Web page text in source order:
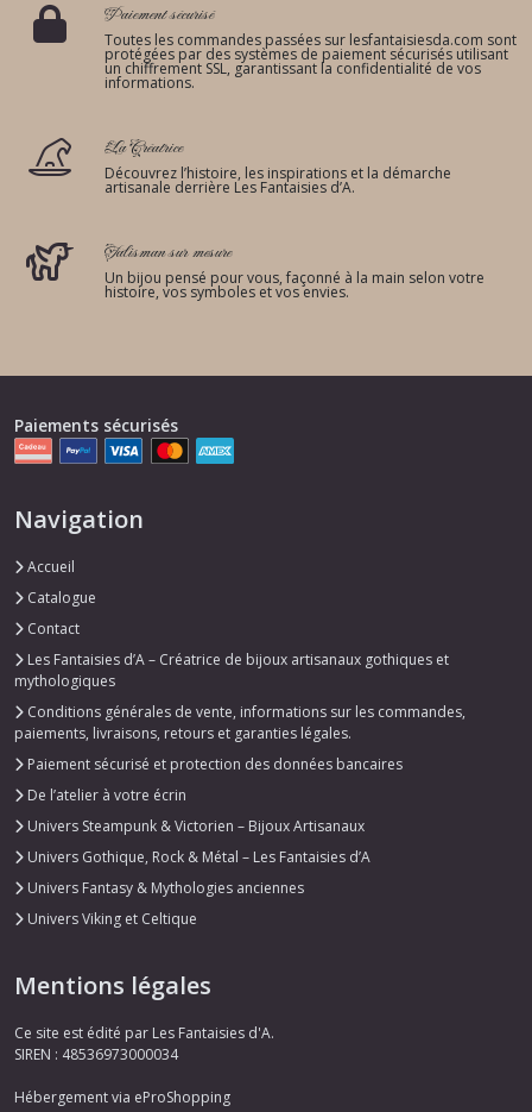
Paiement sécurisé
Toutes les commandes passées sur lesfantaisiesda.com sont
protégées par des systèmes de paiement sécurisés utilisant
un chiffrement SSL, garantissant la confidentialité de vos
informations.
La Créatrice
Découvrez l’histoire, les inspirations et la démarche
artisanale derrière Les Fantaisies d’A.
Talisman sur mesure
Un bijou pensé pour vous, façonné à la main selon votre
histoire, vos symboles et vos envies.
Paiements sécurisés
Navigation
Accueil
Catalogue
Contact
Les Fantaisies d’A – Créatrice de bijoux artisanaux gothiques et
mythologiques
Conditions générales de vente, informations sur les commandes,
paiements, livraisons, retours et garanties légales.
Paiement sécurisé et protection des données bancaires
De l’atelier à votre écrin
Univers Steampunk & Victorien – Bijoux Artisanaux
Univers Gothique, Rock & Métal – Les Fantaisies d’A
Univers Fantasy & Mythologies anciennes
Univers Viking et Celtique
Mentions légales
Ce site est édité par Les Fantaisies d'A.
SIREN : 48536973000034
Hébergement via eProShopping